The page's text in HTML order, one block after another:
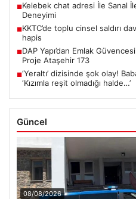
■Kelebek chat adresi İle Sanal
Deneyimi
■KKTC’de toplu cinsel saldırı
hapis
■DAP Yapı’dan Emlak
Proje Ataşehir 173
■‘Yeraltı’ dizisinde şok olay!
‘Kızımla reşit olmadığı halde…’
Güncel
08/08/2026